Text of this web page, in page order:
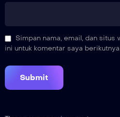
Simpan nama, email, dan situs
ini untuk komentar saya berikutnya.